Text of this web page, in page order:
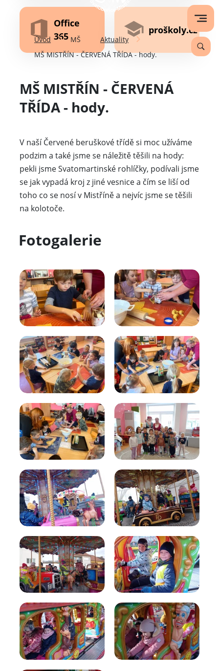
Office
365
proškoly.cz
Úvod MŠ
Aktuality
MŠ MISTŘÍN - ČERVENÁ TŘÍDA - hody.
MŠ MISTŘÍN - ČERVENÁ
TŘÍDA - hody.
V naší Červené beruškové třídě si moc užíváme
podzim a také jsme se náležitě těšili na hody:
pekli jsme Svatomartinské rohlíčky, podívali jsme
se jak vypadá kroj z jiné vesnice a čím se liší od
toho co se nosí v Mistříně a nejvíc jsme se těšili
na kolotoče.
Fotogalerie